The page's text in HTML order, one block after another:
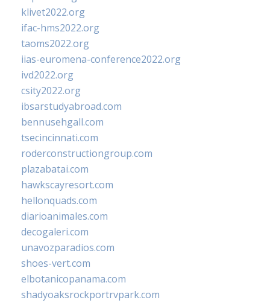
klivet2022.org
ifac-hms2022.org
taoms2022.org
iias-euromena-conference2022.org
ivd2022.org
csity2022.org
ibsarstudyabroad.com
bennusehgall.com
tsecincinnati.com
roderconstructiongroup.com
plazabatai.com
hawkscayresort.com
hellonquads.com
diarioanimales.com
decogaleri.com
unavozparadios.com
shoes-vert.com
elbotanicopanama.com
shadyoaksrockportrvpark.com